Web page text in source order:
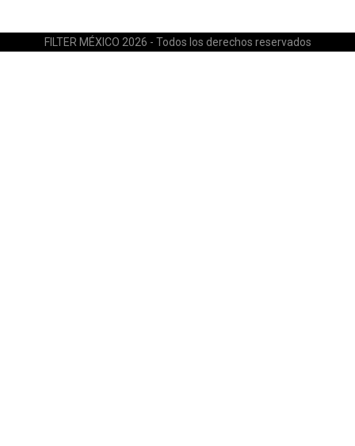
FILTER MÉXICO 2026 - Todos los derechos reservados